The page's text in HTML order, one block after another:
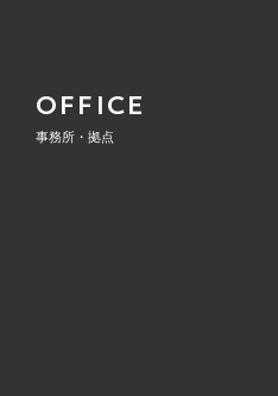
OFFICE
事務所・拠点